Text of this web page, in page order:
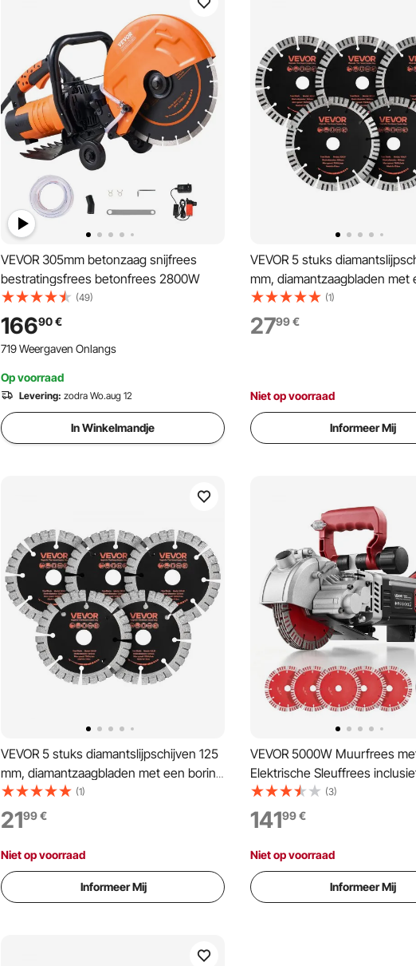
VEVOR 305mm betonzaag snijfrees
bestratingsfrees betonfrees 2800W
(49)
16690€
719 Weergaven Onlangs
Op voorraad
Levering: zodra Wo.aug 12
In Winkelmandje
VEVOR 5 stuks
mm, diamantzaagbladen met
van 22,2 mm en een
van 15 mm, max. 7000 tpm
diamantslijpschijven voor
(1)
2799€
Niet op voorraad
Informeer Mij
VEVOR 5 stuks diamantslijpschijven 125
mm, diamantzaagbladen met een boring
van 20 mm en een segmenthoogte van
14,5 mm, max. 7500 tpm
diamantslijpschijven voor droog/nat
zagen, slijpschijf voor beton,
metselwerk en steen.
(1)
2199€
Niet op voorraad
Informeer Mij
VEVOR 5000W Muurfrees
Elektrische Sleuffrees
Diamantslijpschijven
5460 RPM Sleuffrees met
groefbreedte & 50mm
Muurfrees voor Bouwplaatsen
(3)
14199€
Niet op voorraad
Informeer Mij